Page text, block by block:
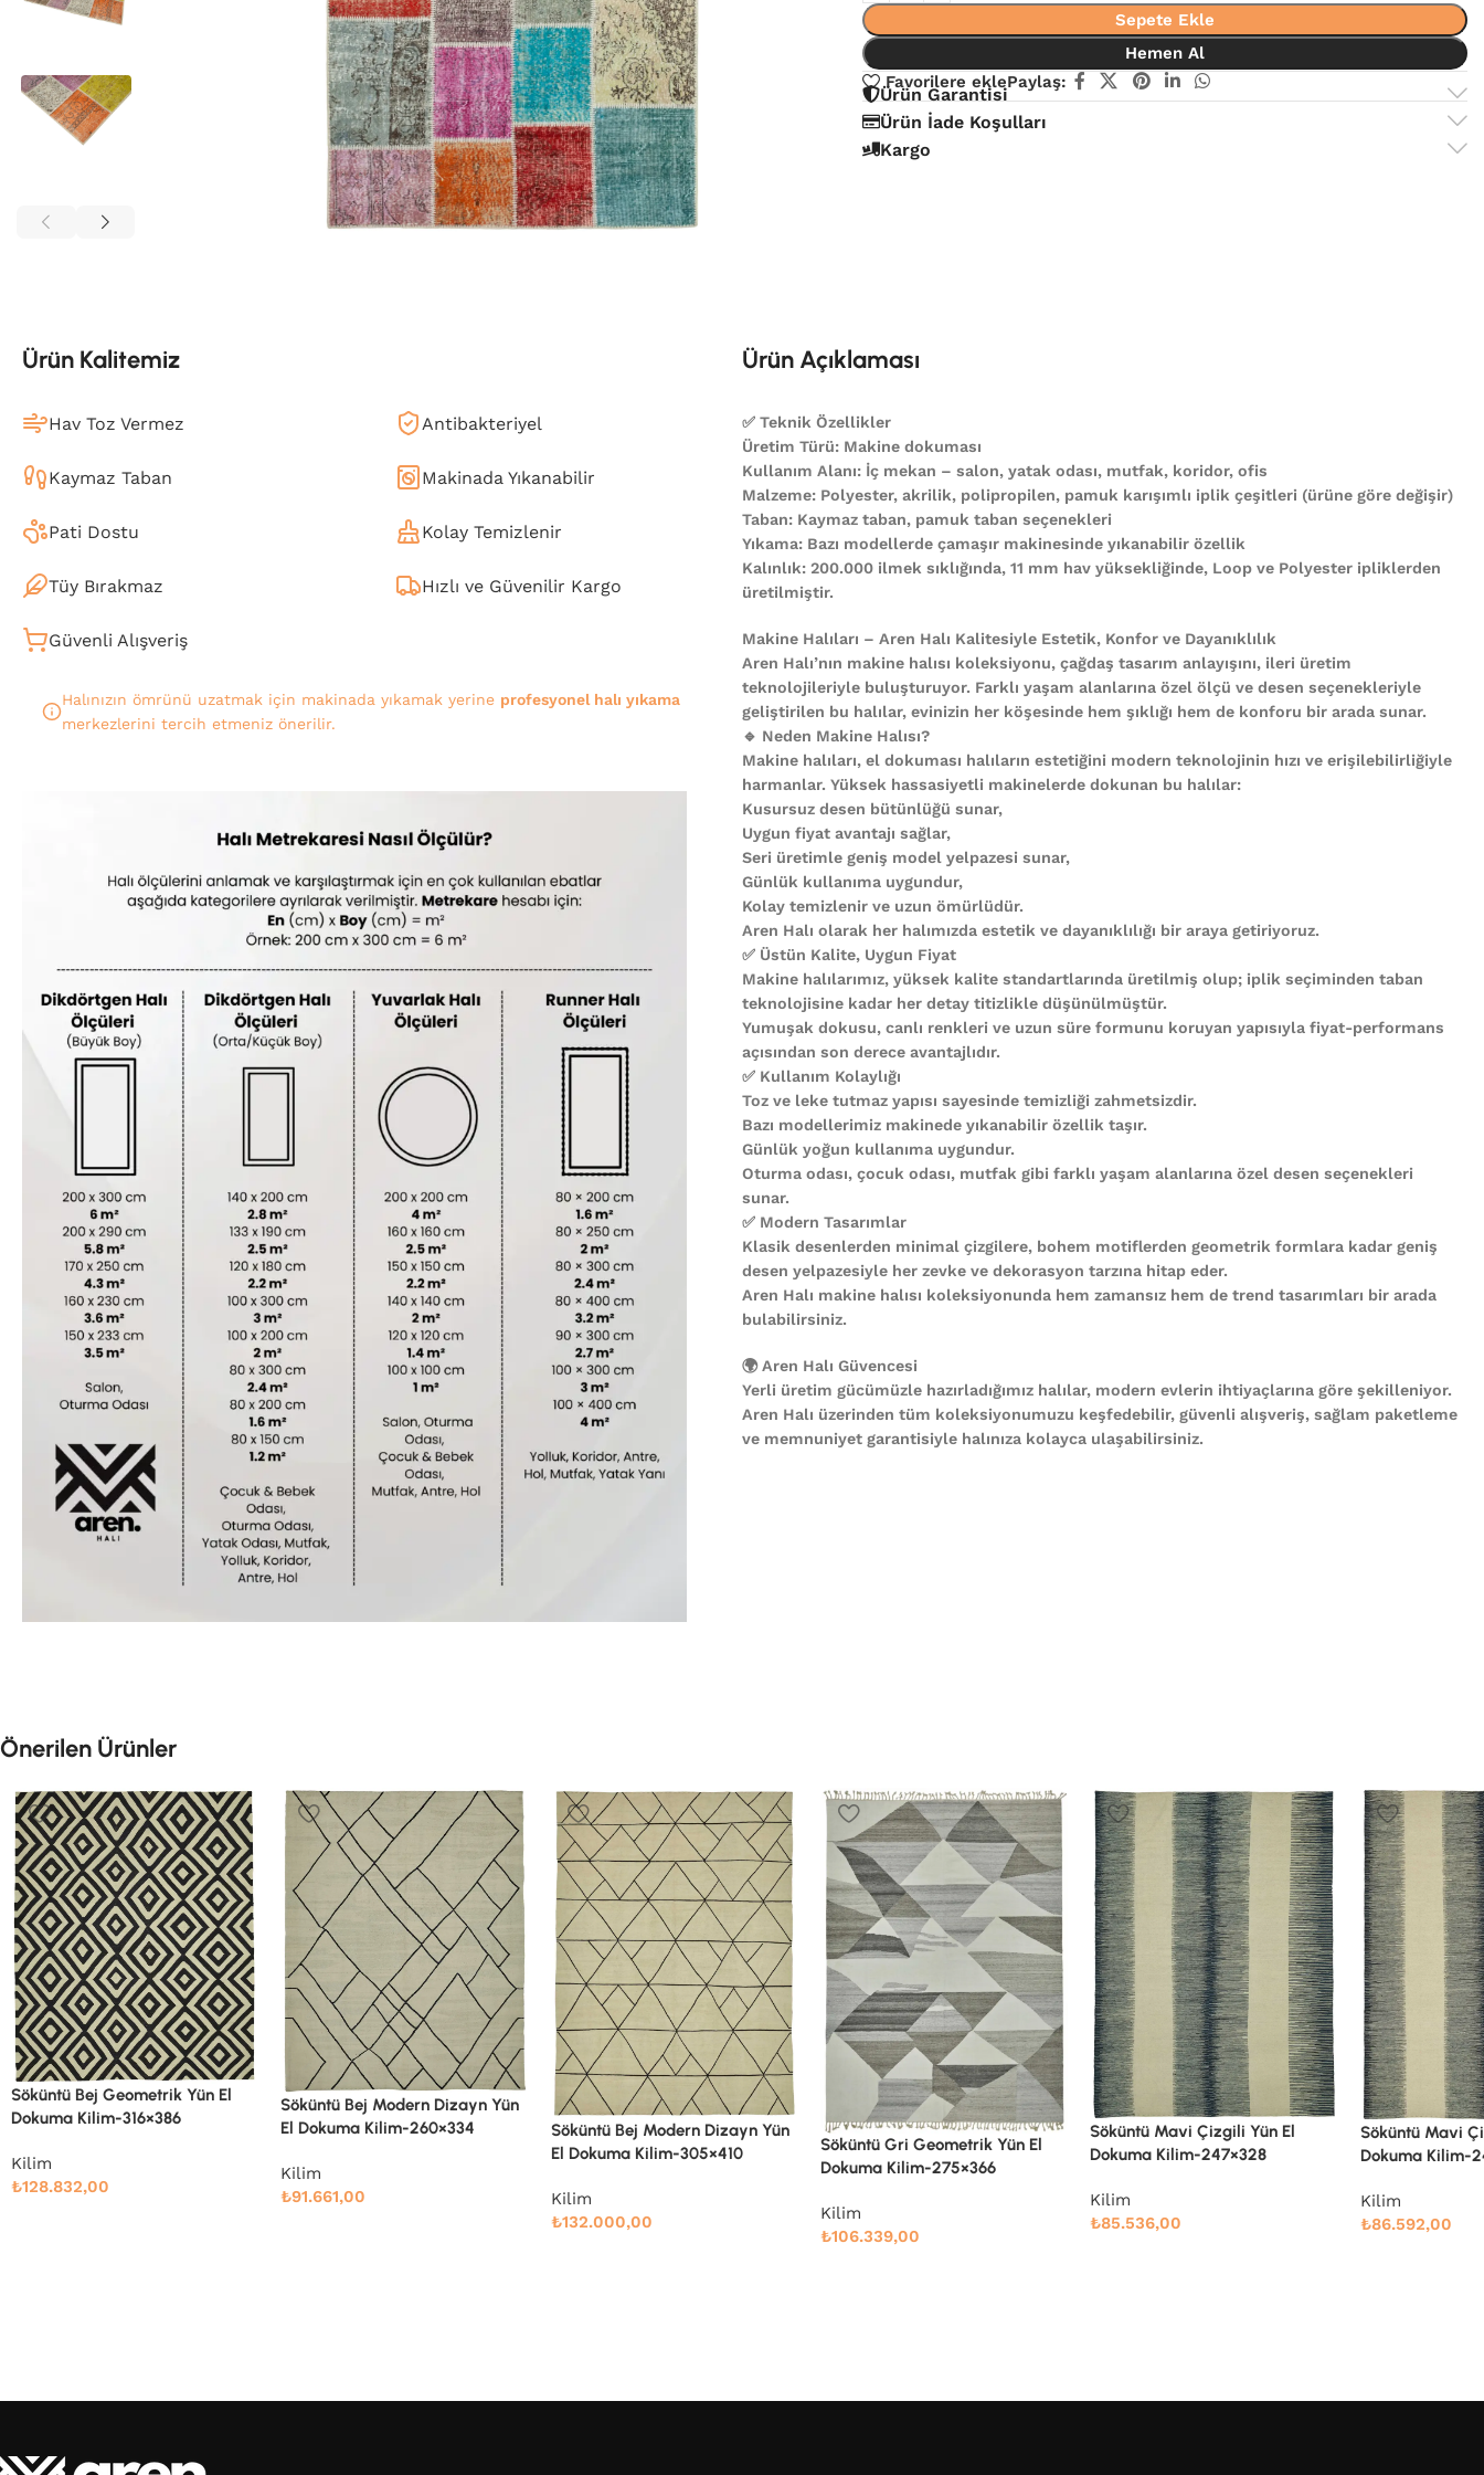
Sepete Ekle
Hemen Al
Favorilere eklePaylaş:
Ürün Garantisi
Ürün İade Koşulları
Kargo
Ürün Kalitemiz
Hav Toz Vermez Antibakteriyel
Kaymaz Taban Makinada Yıkanabilir
Pati Dostu Kolay Temizlenir
Tüy Bırakmaz Hızlı ve Güvenilir Kargo
Güvenli Alışveriş
Halınızın ömrünü uzatmak için makinada yıkamak yerine profesyonel halı yıkama
merkezlerini tercih etmeniz önerilir.
Ürün Açıklaması
✅ Teknik Özellikler
Üretim Türü: Makine dokuması
Kullanım Alanı: İç mekan – salon, yatak odası, mutfak, koridor, ofis
Malzeme: Polyester, akrilik, polipropilen, pamuk karışımlı iplik çeşitleri (ürüne göre değişir)
Taban: Kaymaz taban, pamuk taban seçenekleri
Yıkama: Bazı modellerde çamaşır makinesinde yıkanabilir özellik
Kalınlık: 200.000 ilmek sıklığında, 11 mm hav yüksekliğinde, Loop ve Polyester ipliklerden
üretilmiştir.
Makine Halıları – Aren Halı Kalitesiyle Estetik, Konfor ve Dayanıklılık
Aren Halı’nın makine halısı koleksiyonu, çağdaş tasarım anlayışını, ileri üretim
teknolojileriyle buluşturuyor. Farklı yaşam alanlarına özel ölçü ve desen seçenekleriyle
geliştirilen bu halılar, evinizin her köşesinde hem şıklığı hem de konforu bir arada sunar.
🔹 Neden Makine Halısı?
Makine halıları, el dokuması halıların estetiğini modern teknolojinin hızı ve erişilebilirliğiyle
harmanlar. Yüksek hassasiyetli makinelerde dokunan bu halılar:
Kusursuz desen bütünlüğü sunar,
Uygun fiyat avantajı sağlar,
Seri üretimle geniş model yelpazesi sunar,
Günlük kullanıma uygundur,
Kolay temizlenir ve uzun ömürlüdür.
Aren Halı olarak her halımızda estetik ve dayanıklılığı bir araya getiriyoruz.
✅ Üstün Kalite, Uygun Fiyat
Makine halılarımız, yüksek kalite standartlarında üretilmiş olup; iplik seçiminden taban
teknolojisine kadar her detay titizlikle düşünülmüştür.
Yumuşak dokusu, canlı renkleri ve uzun süre formunu koruyan yapısıyla fiyat-performans
açısından son derece avantajlıdır.
✅ Kullanım Kolaylığı
Toz ve leke tutmaz yapısı sayesinde temizliği zahmetsizdir.
Bazı modellerimiz makinede yıkanabilir özellik taşır.
Günlük yoğun kullanıma uygundur.
Oturma odası, çocuk odası, mutfak gibi farklı yaşam alanlarına özel desen seçenekleri
sunar.
✅ Modern Tasarımlar
Klasik desenlerden minimal çizgilere, bohem motiflerden geometrik formlara kadar geniş
desen yelpazesiyle her zevke ve dekorasyon tarzına hitap eder.
Aren Halı makine halısı koleksiyonunda hem zamansız hem de trend tasarımları bir arada
bulabilirsiniz.
🌍 Aren Halı Güvencesi
Yerli üretim gücümüzle hazırladığımız halılar, modern evlerin ihtiyaçlarına göre şekilleniyor.
Aren Halı üzerinden tüm koleksiyonumuzu keşfedebilir, güvenli alışveriş, sağlam paketleme
ve memnuniyet garantisiyle halınıza kolayca ulaşabilirsiniz.
Önerilen Ürünler
Söküntü Bej Modern Dizayn Yün
El Dokuma Kilim-260×334
Kilim
₺91.661,00
Söküntü Bej Modern Dizayn Yün
Kilim
Söküntü Gri Geometrik Yün El
Kilim
106.339,00
Söküntü Mavi Çizgili Yün El
Dokuma Kilim-247×328
₺85.536,00
Söküntü Mavi Çizgili Yün El
Dokuma Kilim-247×332
Kilim
₺86.592,00
Söküntü Mavi
Dokuma Kilim-